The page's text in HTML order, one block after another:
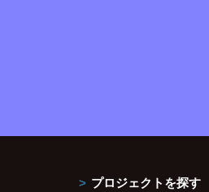
プロジェクトを探す